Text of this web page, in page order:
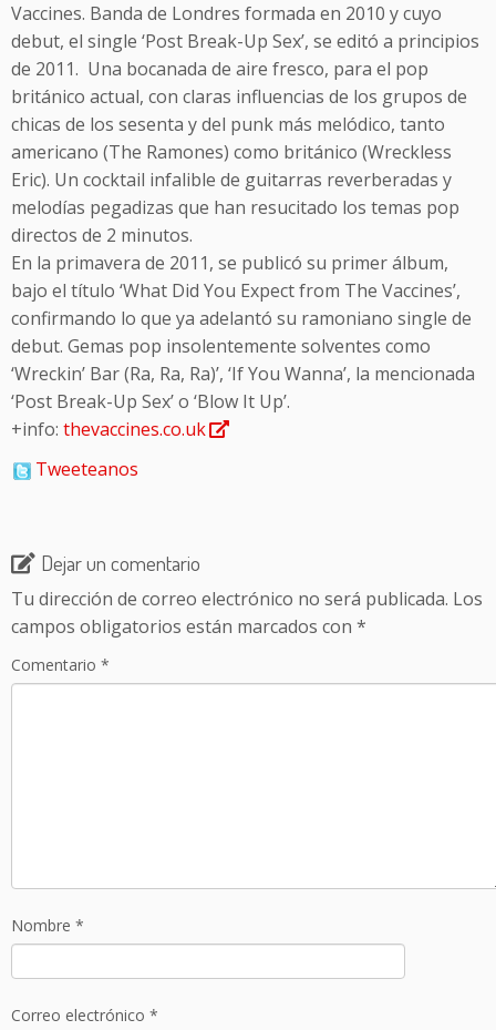
Vaccines. Banda de Londres formada en 2010 y cuyo
debut, el single ‘Post Break-Up Sex’, se editó a principios
de 2011. Una bocanada de aire fresco, para el pop
británico actual, con claras influencias de los grupos de
chicas de los sesenta y del punk más melódico, tanto
americano (The Ramones) como británico (Wreckless
Eric). Un cocktail infalible de guitarras reverberadas y
melodías pegadizas que han resucitado los temas pop
directos de 2 minutos.
En la primavera de 2011, se publicó su primer álbum,
bajo el título ‘What Did You Expect from The Vaccines’,
confirmando lo que ya adelantó su ramoniano single de
debut. Gemas pop insolentemente solventes como
‘Wreckin’ Bar (Ra, Ra, Ra)’, ‘If You Wanna’, la mencionada
‘Post Break-Up Sex’ o ‘Blow It Up’.
+info: thevaccines.co.uk
Tweeteanos
Dejar un comentario
Tu dirección de correo electrónico no será publicada. Los
campos obligatorios están marcados con *
Comentario *
Nombre *
Correo electrónico *